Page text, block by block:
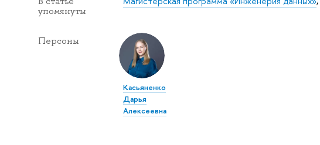
упомянуты
Персоны
Касьяненко
Дарья
Алексеевна